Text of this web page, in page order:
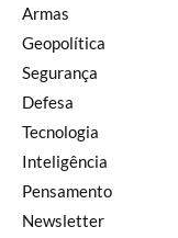
Armas
Geopolítica
Segurança
Defesa
Tecnologia
Inteligência
Pensamento
Newsletter